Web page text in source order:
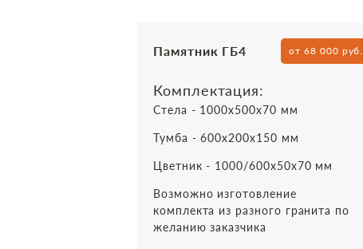
Памятник ГБ4 от 68 000 руб.
Комплектация:
Стела - 1000х500х70 мм
Тумба - 600х200х150 мм
Цветник - 1000/600х50х70 мм
Возможно изготовление
комплекта из разного гранита по
желанию заказчика